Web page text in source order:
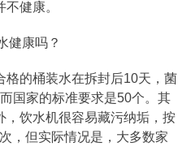
健康。
格的桶装水在拆封后10天，菌
国家的标准要求是50个。其
，饮水机很容易藏污纳垢，按
，但实际情况是，大多数家